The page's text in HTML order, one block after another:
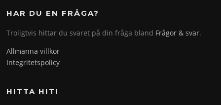
HAR DU EN FRÅGA?
Troligtvis hittar du svaret på din fråga bland Frågor & svar.
Allmänna villkor
Integritetspolicy
HITTA HIT!